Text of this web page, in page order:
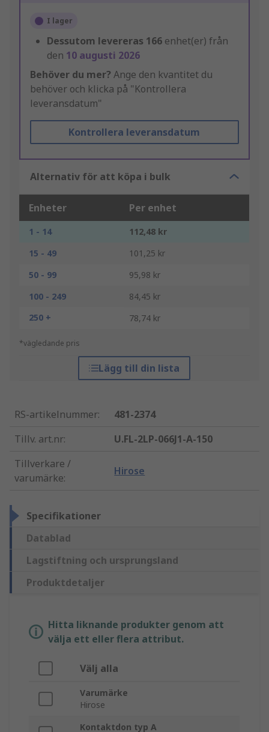
I lager
Dessutom levereras 166 enhet(er) från
den 10 augusti 2026
Behöver du mer? Ange den kvantitet du
behöver och klicka på "Kontrollera
leveransdatum"
Kontrollera leveransdatum
Alternativ för att köpa i bulk
Enheter Per enhet
1 - 14
112,48 kr
15 - 49
101,25 kr
50 - 99
95,98 kr
100 - 249
84,45 kr
250 +
78,74 kr
*vägledande pris
Lägg till din lista
RS-artikelnummer:
481-2374
Tillv. art.nr:
U.FL-2LP-066J1-A-150
Tillverkare /
varumärke:
Hirose
Specifikationer
Datablad
Lagstiftning och ursprungsland
Produktdetaljer
Hitta liknande produkter genom att
välja ett eller flera attribut.
Välj alla
Varumärke
Hirose
Kontaktdon typ A